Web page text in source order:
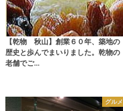
【乾物 秋山】創業６０年、築地の
歴史と歩んでまいりました。乾物の
老舗でご…
グルメ